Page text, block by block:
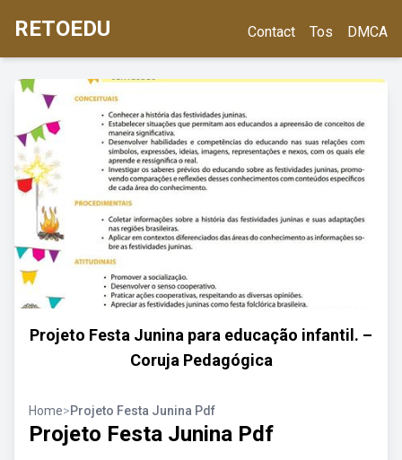
RETOEDU Contact Tos DMCA
Projeto Festa Junina para educação infantil. –
Coruja Pedagógica
Home>Projeto Festa Junina Pdf
Projeto Festa Junina Pdf